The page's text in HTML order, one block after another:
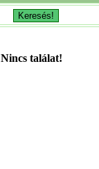
Nincs találat!